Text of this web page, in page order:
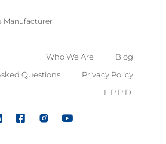
Manufacturer
Who We Are
Blog
Questions
Privacy Policy
L.P.P.D.